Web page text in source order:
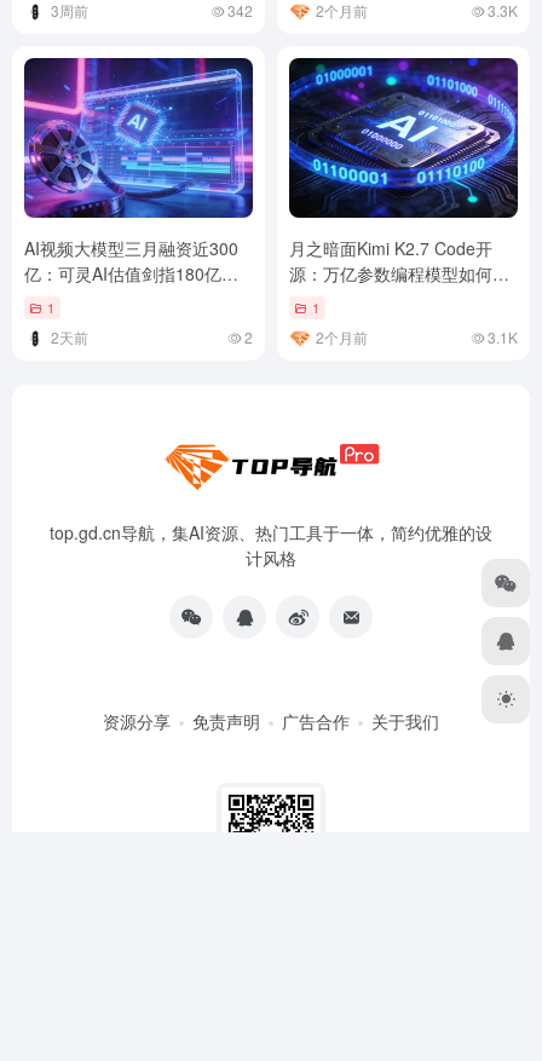
3周前 342 2个月前 3.3K
AI视频大模型三月融资近300
亿：可灵AI估值剑指180亿美
元 1
2天前 2
月之暗面Kimi K2.7 Code开
源：万亿参数编程模型如何重
塑AI Coding格局
1
2个月前 3.1K
top.gd.cn导航，集AI资源、热门工具于一体，简约优雅的设
计风格
资源分享 免责声明 广告合作 关于我们